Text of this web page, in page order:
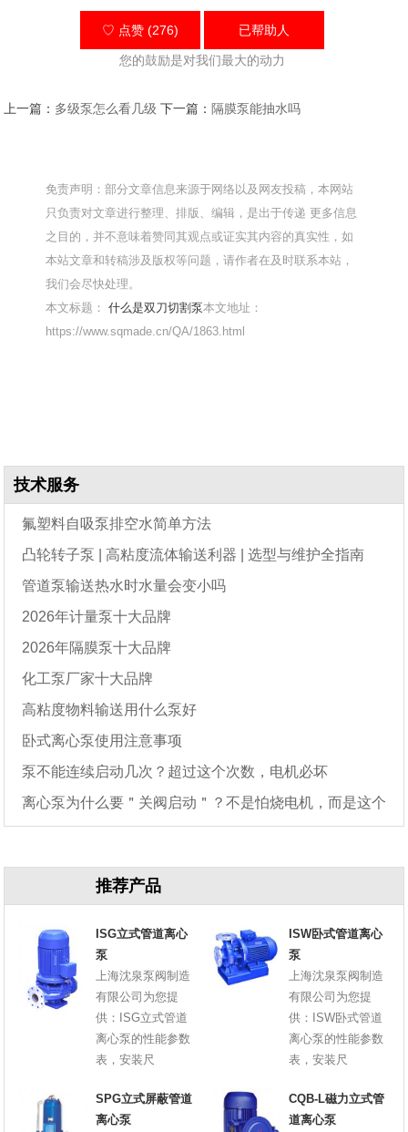
♡ 点赞 (276) 已帮助人
您的鼓励是对我们最大的动力
上一篇： 多级泵怎么看几级 下一篇： 隔膜泵能抽水吗
免责声明：部分文章信息来源于网络以及网友投稿，本网站
只负责对文章进行整理、排版、编辑，是出于传递 更多信息
之目的，并不意味着赞同其观点或证实其内容的真实性，如
本站文章和转稿涉及版权等问题，请作者在及时联系本站，
我们会尽快处理。
本文标题：什么是双刀切割泵本文地址：
https://www.sqmade.cn/QA/1863.html
技术服务
氟塑料自吸泵排空水简单方法
凸轮转子泵 | 高粘度流体输送利器 | 选型与维护全指南
管道泵输送热水时水量会变小吗
2026年计量泵十大品牌
2026年隔膜泵十大品牌
化工泵厂家十大品牌
高粘度物料输送用什么泵好
卧式离心泵使用注意事项
泵不能连续启动几次？超过这个次数，电机必坏
离心泵为什么要＂关阀启动＂？不是怕烧电机，而是这个
推荐产品
ISG立式管道离心
泵
上海沈泉泵阀制造
有限公司为您提
供：ISG立式管道
离心泵的性能参数
表，安装尺
ISW卧式管道离心
泵
上海沈泉泵阀制造
有限公司为您提
供：ISW卧式管道
离心泵的性能参数
表，安装尺
SPG立式屏蔽管道
离心泵
CQB-L磁力立式管
道离心泵